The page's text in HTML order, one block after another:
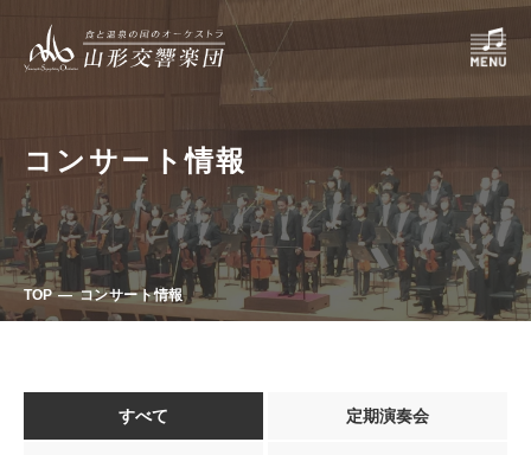
コンサート情報
TOP コンサート情報
すべて 定期演奏会